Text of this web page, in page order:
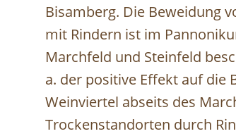
Bisamberg. Die Beweidung
mit Rindern ist im
Marchfeld und Steinfeld
a. der positive Effekt auf die
Weinviertel abseits des
Trockenstandorten durch